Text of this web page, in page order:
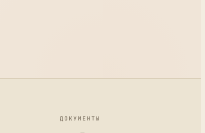
ДОКУМЕНТЫ